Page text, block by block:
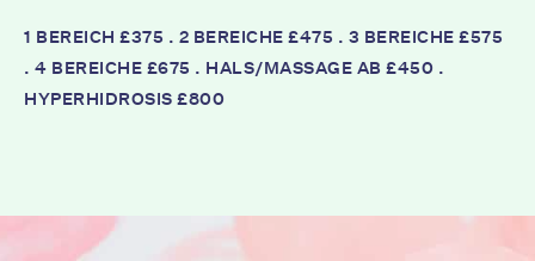
1 BEREICH £375 . 2 BEREICHE £475 . 3 BEREICHE £575
. 4 BEREICHE £675 . HALS/MASSAGE AB £450 .
HYPERHIDROSIS £800